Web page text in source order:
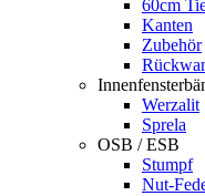
60cm
Kanten
Zubehör
Werzalit
Sprela
OSB / ESB
Stumpf
Nut-